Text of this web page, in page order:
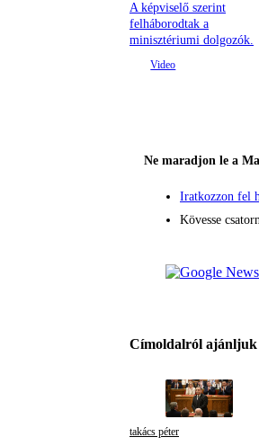
A képviselő szerint
felháborodtak a
minisztériumi dolgozók.
Ne maradjon le a
Iratkozzon fel
Kövesse
Címoldalról ajánljuk
takács péter